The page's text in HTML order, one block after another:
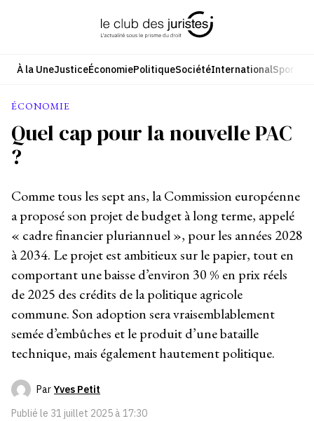
À la UneJusticeÉconomiePolitiqueSociétéInternationalSport
ÉCONOMIE
Quel cap pour la nouvelle PAC
?
Comme tous les sept ans, la Commission européenne
a proposé son projet de budget à long terme, appelé
« cadre financier pluriannuel », pour les années 2028
à 2034. Le projet est ambitieux sur le papier, tout en
comportant une baisse d’environ 30 % en prix réels
de 2025 des crédits de la politique agricole
commune. Son adoption sera vraisemblablement
semée d’embûches et le produit d’une bataille
technique, mais également hautement politique.
Par Yves Petit
Publié le 31 juillet 2025 à 17:30